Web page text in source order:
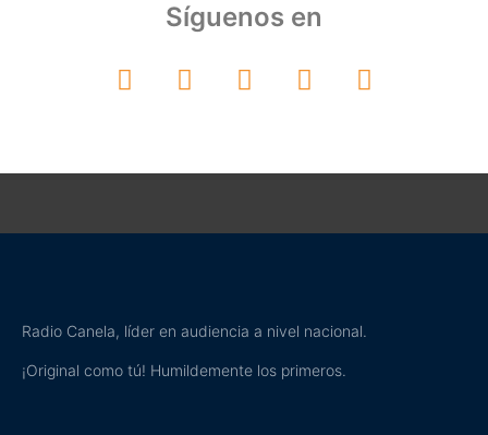
Síguenos en
Radio Canela, líder en audiencia a nivel nacional.
¡Original como tú! Humildemente los primeros.